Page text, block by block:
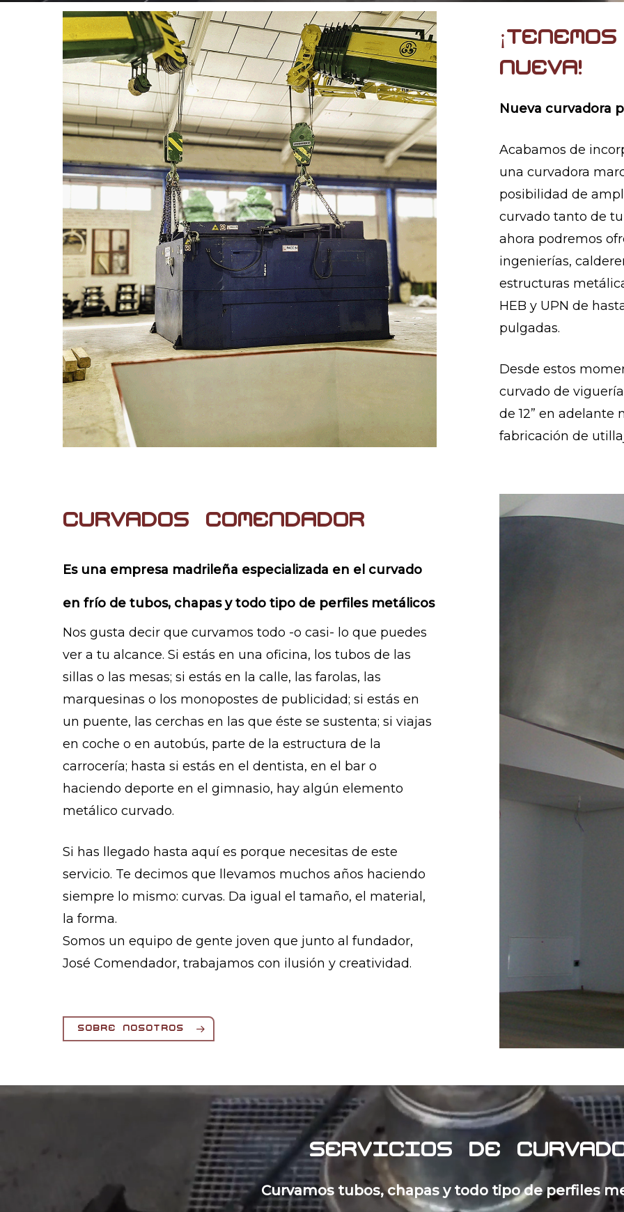
¡Tenemos
nueva!
Nueva curvadora
Acabamos de
una curvadora
posibilidad de
curvado tanto de
ahora podremos
ingenierías,
estructuras
HEB y UPN de
pulgadas.
Desde estos
curvado de
de 12” en adelante
fabricación de
curvados comendador
Es una empresa madrileña especializada en el curvado
en frío de tubos, chapas y todo tipo de perfiles metálicos
Nos gusta decir que curvamos todo -o casi- lo que puedes
ver a tu alcance. Si estás en una oficina, los tubos de las
sillas o las mesas; si estás en la calle, las farolas, las
marquesinas o los monopostes de publicidad; si estás en
un puente, las cerchas en las que éste se sustenta; si viajas
en coche o en autobús, parte de la estructura de la
carrocería; hasta si estás en el dentista, en el bar o
haciendo deporte en el gimnasio, hay algún elemento
metálico curvado.
Si has llegado hasta aquí es porque necesitas de este
servicio. Te decimos que llevamos muchos años haciendo
siempre lo mismo: curvas. Da igual el tamaño, el material,
la forma.
Somos un equipo de gente joven que junto al fundador,
José Comendador, trabajamos con ilusión y creatividad.
sobre nosotros
servicios de
Curvamos tubos, chapas y todo tipo de perfiles